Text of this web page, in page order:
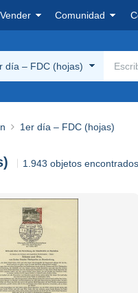
Vender Comunidad
día – FDC (hojas)
1er día – FDC (hojas)
1.943 objetos encontrados